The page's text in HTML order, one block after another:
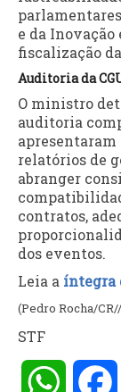
e da Inovação
fiscalização
Auditoria da
O ministro
auditoria
apresentaram
relatórios de
abranger
contratos,
dos eventos.
Leia a íntegra
(Pedro Rocha/
STF